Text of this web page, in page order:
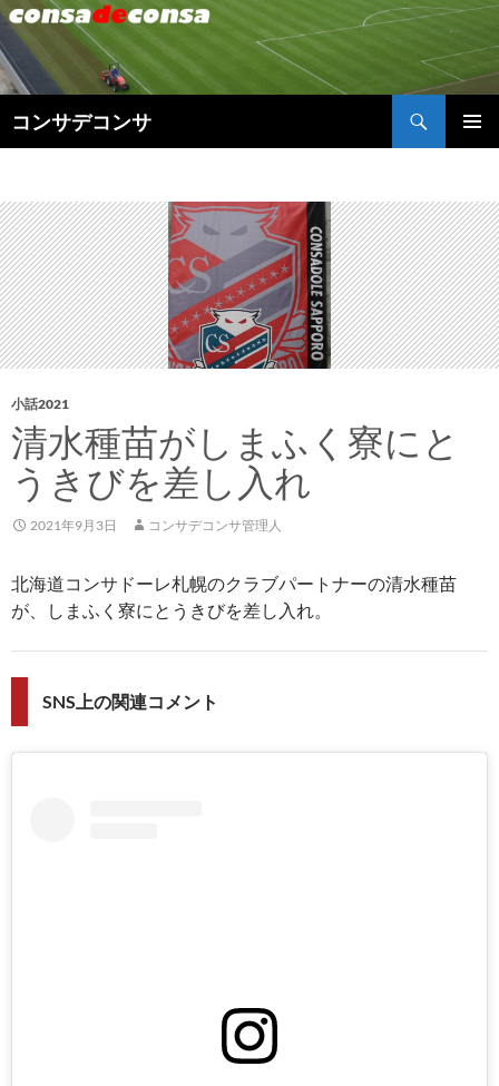
コンサデコンサ
索
ン
ツ
へ
ス
キ
ッ
プ
小話2021
清水種苗がしまふく寮にと
うきびを差し入れ
2021年9月3日 コンサデコンサ管理人
北海道コンサドーレ札幌のクラブパートナーの清水種苗
が、しまふく寮にとうきびを差し入れ。
SNS上の関連コメント